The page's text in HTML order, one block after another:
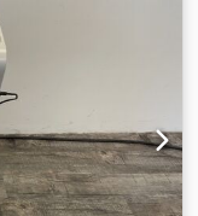
kézi fel-le
- CE
felszerelések: -
hátsó henger
a testhez: 274
Nagyon sok